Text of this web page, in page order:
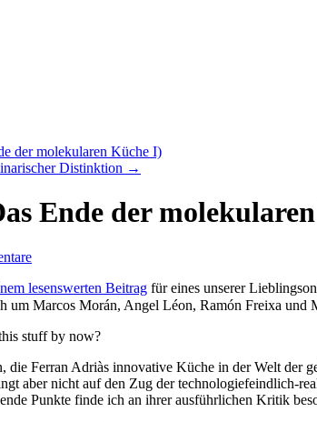
der molekularen Küche I)
Distinktion →
Ende der
lesenswerten Beitrag für eines unserer
um Marcos Morán, Angel Léon, Ramón Freixa und
stuff by now?
Ferran Adriàs innovative Küche in der Welt der
aber nicht auf den Zug der technologiefeindlich-
Punkte finde ich an ihrer ausführlichen Kritik